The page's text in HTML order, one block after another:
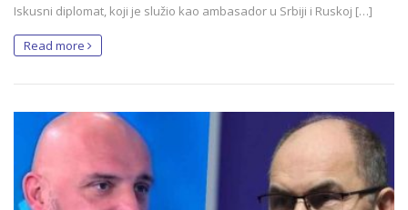
Iskusni diplomat, koji je služio kao ambasador u Srbiji i Ruskoj […]
Read more